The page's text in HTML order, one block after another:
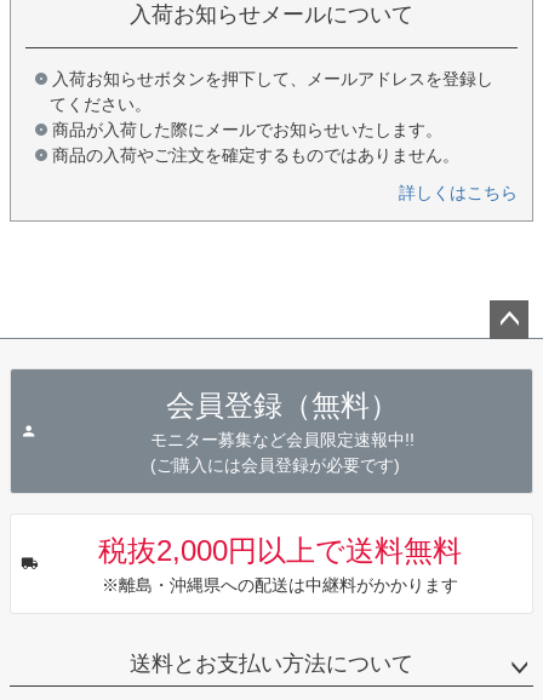
入荷お知らせメールについて
入荷お知らせボタンを押下して、メールアドレスを登録し
てください。
商品が入荷した際にメールでお知らせいたします。
商品の入荷やご注文を確定するものではありません。
詳しくはこちら
会員登録（無料）
モニター募集など会員限定速報中!!
(ご購入には会員登録が必要です)
税抜2,000円以上で送料無料
※離島・沖縄県への配送は中継料がかかります
送料とお支払い方法について